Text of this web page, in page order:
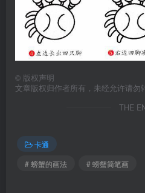
© 版权声明
文章版权归作者所有，未经允许请勿
THE
卡通
# 螃蟹的画法
# 螃蟹简笔画